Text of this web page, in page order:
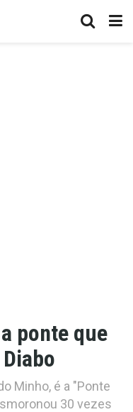
ponte que
Minho, é a "Ponte
30 vezes